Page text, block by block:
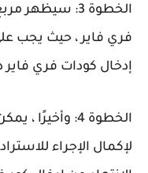
الخطوة 3:
فري فاير ، حيث يجب
إدخال كودات فري
الخطوة 4:
لإكمال الإجراء